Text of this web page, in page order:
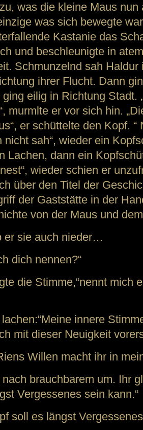
was die kleine Maus
was sich bewegte
Kastanie das
und beschleunigte in
Schmunzelnd sah
ihrer Flucht. Dann
eilig in Richtung Stadt.
murmlte er vor sich hin.
er schüttelte den Kopf.
nicht sah“, wieder ein
Lachen, dann ein
wieder schien er
über den Titel der
der Gaststätte in der
von der Maus und
er sie auch nieder…
dich nennen?“
die Stimme,“nennt mich
innere
mit dieser Neuigkeit
Willen macht ihr in
nach brauchbarem um. Ihr
Vergessenes sein kann.“
soll es längst